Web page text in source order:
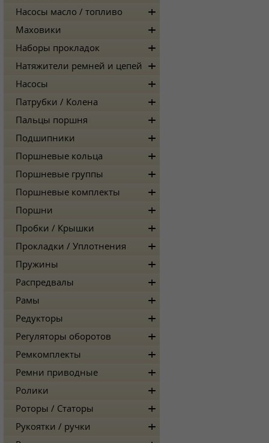
Насосы масло / топливо
Маховики
Наборы прокладок
Натяжители ремней и цепей
Насосы
Патрубки / Колена
Пальцы поршня
Подшипники
Поршневые кольца
Поршневые группы
Поршневые комплекты
Поршни
Пробки / Крышки
Прокладки / Уплотнения
Пружины
Распредвалы
Рамы
Редукторы
Регуляторы оборотов
Ремкомплекты
Ремни приводные
Ролики
Роторы / Статоры
Рукоятки / ручки